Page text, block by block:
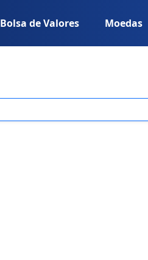
Bolsa de Valores Moedas